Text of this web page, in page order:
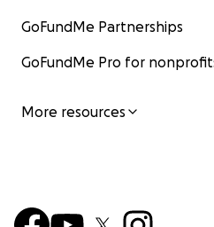
GoFundMe Partnerships
GoFundMe Pro for
More resources